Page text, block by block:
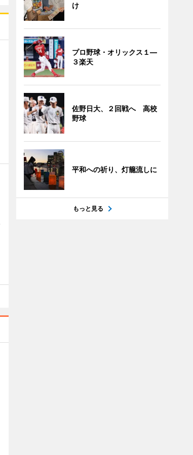
け
プロ野球・オリックス１―
３楽天
佐野日大、２回戦へ 高校
野球
平和への祈り、灯籠流しに
もっと見る